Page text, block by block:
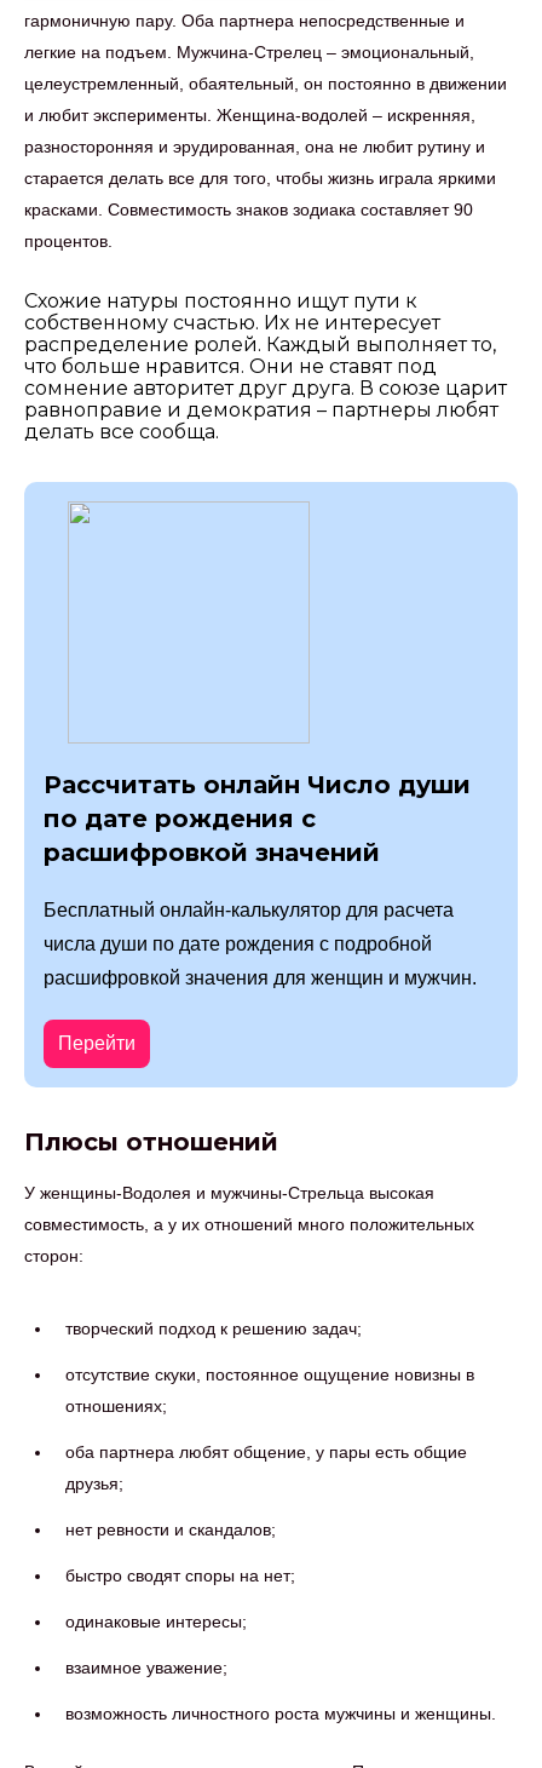
гармоничную пару. Оба партнера непосредственные и
легкие на подъем. Мужчина-Стрелец – эмоциональный,
целеустремленный, обаятельный, он постоянно в движении
и любит эксперименты. Женщина-водолей – искренняя,
разносторонняя и эрудированная, она не любит рутину и
старается делать все для того, чтобы жизнь играла яркими
красками. Совместимость знаков зодиака составляет 90
процентов.
Схожие натуры постоянно ищут пути к
собственному счастью. Их не интересует
распределение ролей. Каждый выполняет то,
что больше нравится. Они не ставят под
сомнение авторитет друг друга. В союзе царит
равноправие и демократия – партнеры любят
делать все сообща.
Рассчитать онлайн Число души
по дате рождения с
расшифровкой значений
Бесплатный онлайн-калькулятор для расчета
числа души по дате рождения с подробной
расшифровкой значения для женщин и мужчин.
Перейти
Плюсы отношений
У женщины-Водолея и мужчины-Стрельца высокая
совместимость, а у их отношений много положительных
сторон:
творческий подход к решению задач;
отсутствие скуки, постоянное ощущение новизны в
отношениях;
оба партнера любят общение, у пары есть общие
друзья;
нет ревности и скандалов;
быстро сводят споры на нет;
одинаковые интересы;
взаимное уважение;
возможность личностного роста мужчины и женщины.